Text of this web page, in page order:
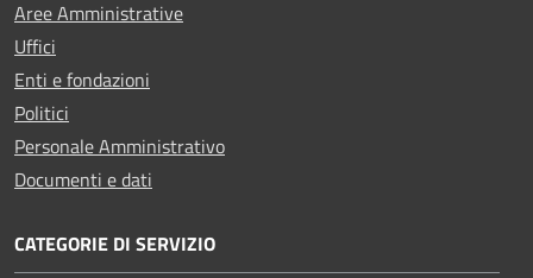
Aree Amministrative
Uffici
Enti e fondazioni
Politici
Personale Amministrativo
Documenti e dati
CATEGORIE DI SERVIZIO